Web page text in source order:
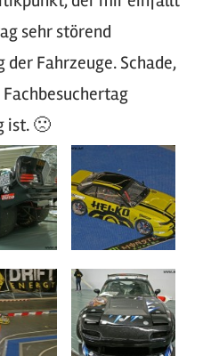
sehr störend
Fahrzeuge. Schade,
ist. 🙁